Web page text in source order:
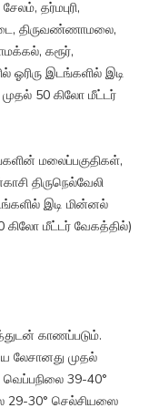
தர்மபுரி,
திருவண்ணாமலை,
கரூர்,
ஓரிரு இடங்களில் இடி
50 கிலோ மீட்டர்
மலைப்பகுதிகள்,
திருநெல்வேலி
இடி மின்னல்
கிலோ மீட்டர் வேகத்தில்)
காணப்படும்.
லேசானது முதல்
39-40°
29-30° செல்சியஸை